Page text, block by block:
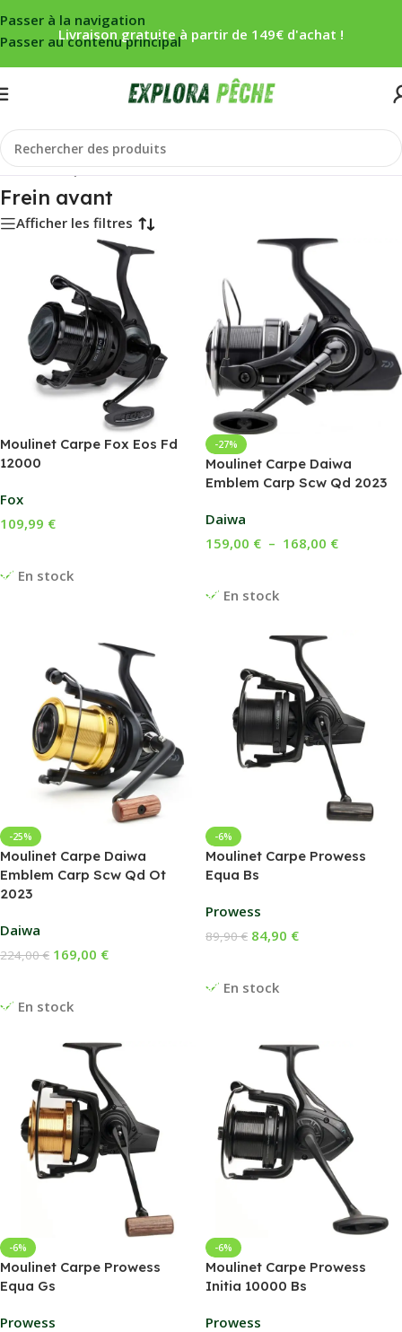
Passer à la navigation
Passer au contenu principal
Livraison gratuite à partir de 149€ d'achat !
Accueil/Carpe/Moulinets/Frein avant
Frein avant
Afficher les filtres
Moulinet Carpe Fox Eos Fd
12000
Fox
En stock
109,99 €
-27%
Moulinet Carpe Daiwa
Emblem Carp Scw Qd 2023
Daiwa
En stock
159,00 € – 168,00 €
-25%
Moulinet Carpe Daiwa
Emblem Carp Scw Qd Ot
2023
Daiwa
En stock
224,00€ 169,00 €
-6%
Moulinet Carpe Prowess
Equa Bs
Prowess
En stock
89,90€ 84,90 €
-6%
Moulinet Carpe Prowess
Equa Gs
Prowess
-6%
Moulinet Carpe Prowess
Initia 10000 Bs
Prowess